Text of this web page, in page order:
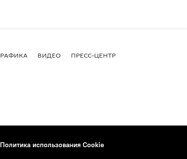
ВИДЕО ПРЕСС-ЦЕНТР
Политика использования Cookie